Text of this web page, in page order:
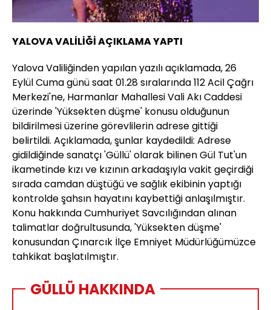
YALOVA VALİLİĞİ AÇIKLAMA YAPTI
Yalova Valiliğinden yapılan yazılı açıklamada, 26
Eylül Cuma günü saat 01.28 sıralarında 112 Acil Çağrı
Merkezi'ne, Harmanlar Mahallesi Vali Akı Caddesi
üzerinde 'Yüksekten düşme' konusu olduğunun
bildirilmesi üzerine görevlilerin adrese gittiği
belirtildi. Açıklamada, şunlar kaydedildi: Adrese
gidildiğinde sanatçı 'Güllü' olarak bilinen Gül Tut'un
ikametinde kızı ve kızının arkadaşıyla vakit geçirdiği
sırada camdan düştüğü ve sağlık ekibinin yaptığı
kontrolde şahsın hayatını kaybettiği anlaşılmıştır.
Konu hakkında Cumhuriyet Savcılığından alınan
talimatlar doğrultusunda, 'Yüksekten düşme'
konusundan Çınarcık İlçe Emniyet Müdürlüğümüzce
tahkikat başlatılmıştır.
GÜLLÜ HAKKINDA